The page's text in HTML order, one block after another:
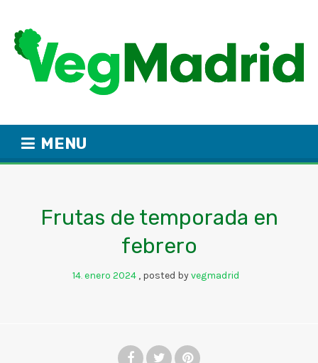
MENU
Frutas de temporada en
febrero
14. enero 2024 posted byvegmadrid